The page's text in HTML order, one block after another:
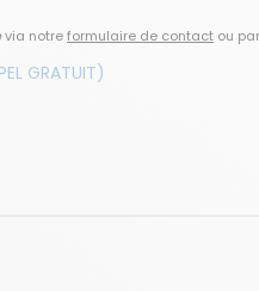
via notreformulaire de contact ou
GRATUIT)